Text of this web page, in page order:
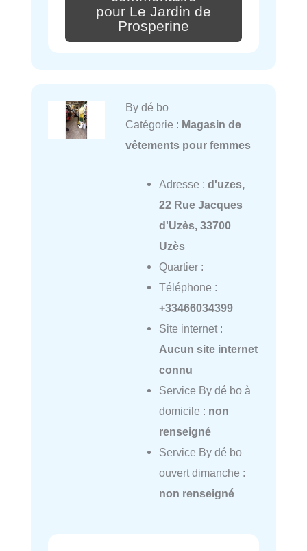
pour Le Jardin de
Prosperine
By dé bo
Catégorie : Magasin de
vêtements pour femmes
Adresse : d'uzes,
22 Rue Jacques
d'Uzès, 33700
Uzès
Quartier :
Téléphone :
+33466034399
Site internet :
Aucun site internet
connu
Service By dé bo à
domicile : non
renseigné
Service By dé bo
ouvert dimanche :
non renseigné